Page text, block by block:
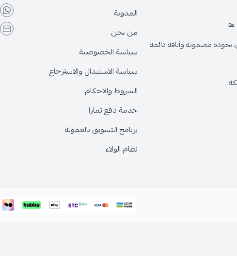
👟
بجودة مضمونة وأناقة دائمة
المدونة
من نحن
سياسة الخصوصية
سياسة الاستبدال والاسترجاع
الشروط والاحكام
خدمة دفع تمارا
برنامج التسويق بالعمولة
نظام الولاء